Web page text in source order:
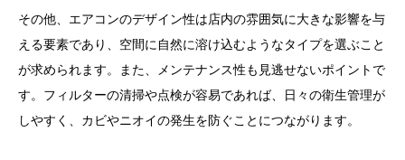
その他、エアコンのデザイン性は店内の雰囲気に大きな影響を与
える要素であり、空間に自然に溶け込むようなタイプを選ぶこと
が求められます。また、メンテナンス性も見逃せないポイントで
す。フィルターの清掃や点検が容易であれば、日々の衛生管理が
しやすく、カビやニオイの発生を防ぐことにつながります。